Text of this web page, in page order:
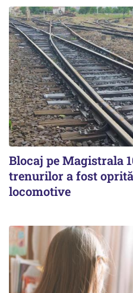
Blocaj pe Magistrala
trenurilor a fost
locomotive